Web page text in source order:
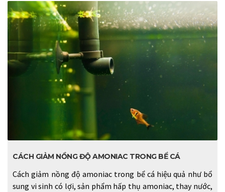
CÁCH GIẢM NỒNG ĐỘ AMONIAC TRONG BỂ CÁ
Cách giảm nồng độ amoniac trong bể cá hiệu quả như bổ
sung vi sinh có lợi, sản phẩm hấp thụ amoniac, thay nước,